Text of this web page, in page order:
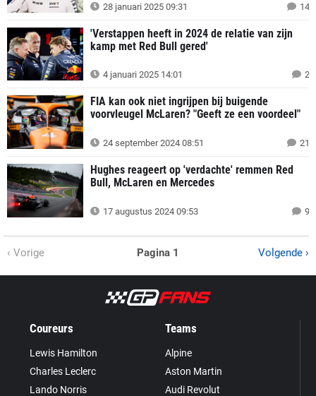
28 januari 2025 09:31 14
'Verstappen heeft in 2024 de relatie van zijn
kamp met Red Bull gered'
4 januari 2025 14:01 2
FIA kan ook niet ingrijpen bij buigende
voorvleugel McLaren? "Geeft ze een voordeel"
24 september 2024 08:51 21
Hughes reageert op 'verdachte' remmen Red
Bull, McLaren en Mercedes
17 augustus 2024 09:53 9
‹ Vorige Pagina 1 Volgende ›
Coureurs
Lewis Hamilton
Charles Leclerc
Lando Norris
Teams
Alpine
Aston Martin
Audi Revolut